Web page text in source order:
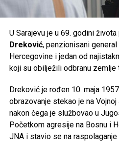
U Sarajevu je u 69. godini
Dreković, penzionisani
Hercegovine i jedan od
koji su obilježili odbranu zemlje
Dreković je rođen 10. maja
obrazovanje stekao je na
nakon čega je službovao u
Početkom agresije na Bosnu i
JNA i stavio se na